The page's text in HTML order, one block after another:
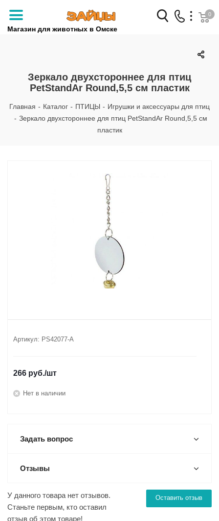
Магазин для животных в Омске
Заказать звонок
+7 (950) 959-88-32
0
Зеркало двухстороннее для птиц
PetStandAr Round,5,5 см пластик
Главная - Каталог - ПТИЦЫ - Игрушки и аксессуары для птиц
- Зеркало двухстороннее для птиц PetStandAr Round,5,5 см
пластик
Артикул: PS42077-A
266 руб./шт
Нет в наличии
Задать вопрос
Отзывы
Оставить отзыв
У данного товара нет отзывов.
Станьте первым, кто оставил
отзыв об этом товаре!